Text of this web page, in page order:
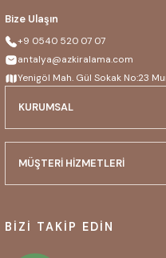
Bize Ulaşın
+9 0540 520 07 07
antalya@azkiralama.com
Yenigöl Mah. Gül Sokak No:23
KURUMSAL
MÜŞTERİ HİZMETLERİ
BİZİ TAKİP EDİN